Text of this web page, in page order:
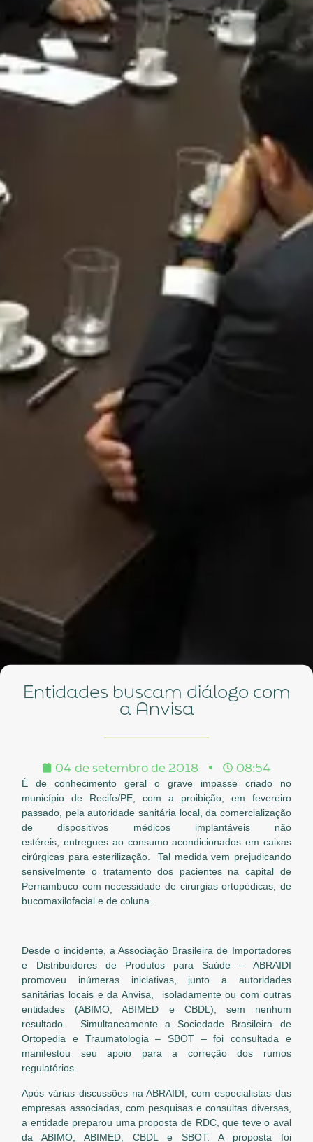
Entidades buscam diálogo com
a Anvisa
04 de setembro de 2018 08:54
É de conhecimento geral o grave impasse criado no
município de Recife/PE, com a proibição, em fevereiro
passado, pela autoridade sanitária local, da comercialização
de dispositivos médicos implantáveis não
estéreis, entregues ao consumo acondicionados em caixas
cirúrgicas para esterilização. Tal medida vem prejudicando
sensivelmente o tratamento dos pacientes na capital de
Pernambuco com necessidade de cirurgias ortopédicas, de
bucomaxilofacial e de coluna.
Desde o incidente, a Associação Brasileira de Importadores
e Distribuidores de Produtos para Saúde – ABRAIDI
promoveu inúmeras iniciativas, junto a autoridades
sanitárias locais e da Anvisa, isoladamente ou com outras
entidades (ABIMO, ABIMED e CBDL), sem nenhum
resultado. Simultaneamente a Sociedade Brasileira de
Ortopedia e Traumatologia – SBOT – foi consultada e
manifestou seu apoio para a correção dos rumos
regulatórios.
Após várias discussões na ABRAIDI, com especialistas das
empresas associadas, com pesquisas e consultas diversas,
a entidade preparou uma proposta de RDC, que teve o aval
da ABIMO, ABIMED, CBDL e SBOT. A proposta foi